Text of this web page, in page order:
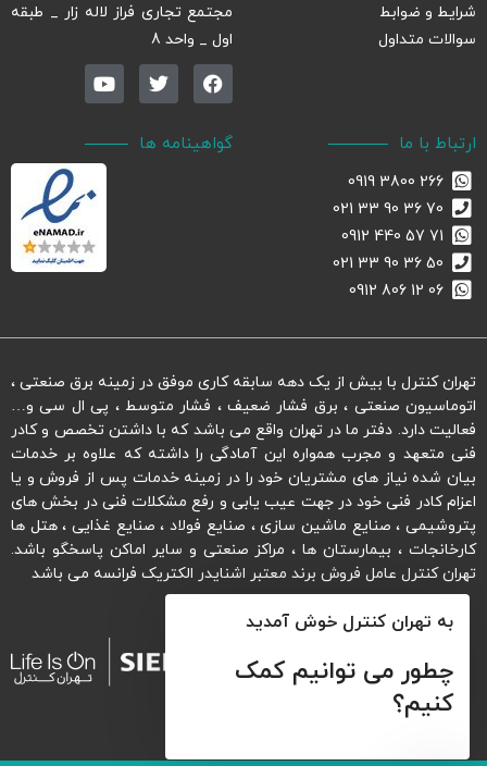
به تهران کنترل خوش آمدید
چطور می توانیم کمک
کنیم؟
شرایط و ضوابط
سوالات متداول
مجتمع تجاری فراز لاله زار _ طبقه
اول _ واحد 8
ارتباط با ما
266 3800 0919
70 36 90 33 021
71 57 440 0912
50 36 90 33 021
06 12 806 0912
گواهینامه ها
تهران کنترل با بیش از یک دهه سابقه کاری موفق در زمینه برق صنعتی ،
اتوماسیون صنعتی ، برق فشار ضعیف ، فشار متوسط ، پی ال سی و…
فعالیت دارد. دفتر ما در تهران واقع می باشد که با داشتن تخصص و کادر
فنی متعهد و مجرب همواره این آمادگی را داشته که علاوه بر خدمات
بیان شده نیاز های مشتریان خود را در زمینه خدمات پس از فروش و یا
اعزام کادر فنی خود در جهت عیب یابی و رفع مشکلات فنی در بخش های
پتروشیمی ، صنایع ماشین سازی ، صنایع فولاد ، صنایع غذایی ، هتل ها
کارخانجات ، بیمارستان ها ، مراکز صنعتی و سایر اماکن پاسخگو باشد.
تهران کنترل عامل فروش برند معتبر اشنایدر الکتریک فرانسه می باشد